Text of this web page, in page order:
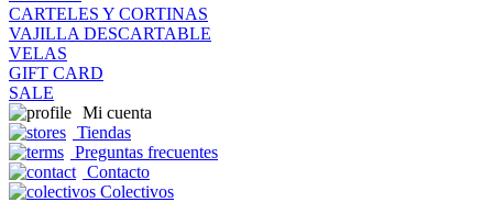
CARTELES Y CORTINAS
VAJILLA DESCARTABLE
VELAS
GIFT CARD
SALE
Mi cuenta
Tiendas
Preguntas frecuentes
Contacto
Colectivos